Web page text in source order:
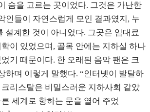
숨을 고르는 곳이었다. 그것은 가난한
인들이 자연스럽게 모인 결과였지, 누
설계한 것이 아니었다. 그곳은 임대료
이 있었으며, 골목 안에는 지하실 하나
기 때문이다. 한 오래된 음악 팬은 크
하며 이렇게 말했다. “인터넷이 발달하
리스탈은 비밀스러운 지하사회 같았
세계로 향하는 문을 열어 주었